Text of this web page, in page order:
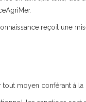
reçoit une
moyen conférant à la